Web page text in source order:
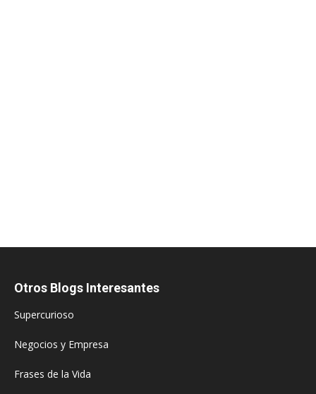
Otros Blogs Interesantes
Supercurioso
Negocios y Empresa
Frases de la Vida